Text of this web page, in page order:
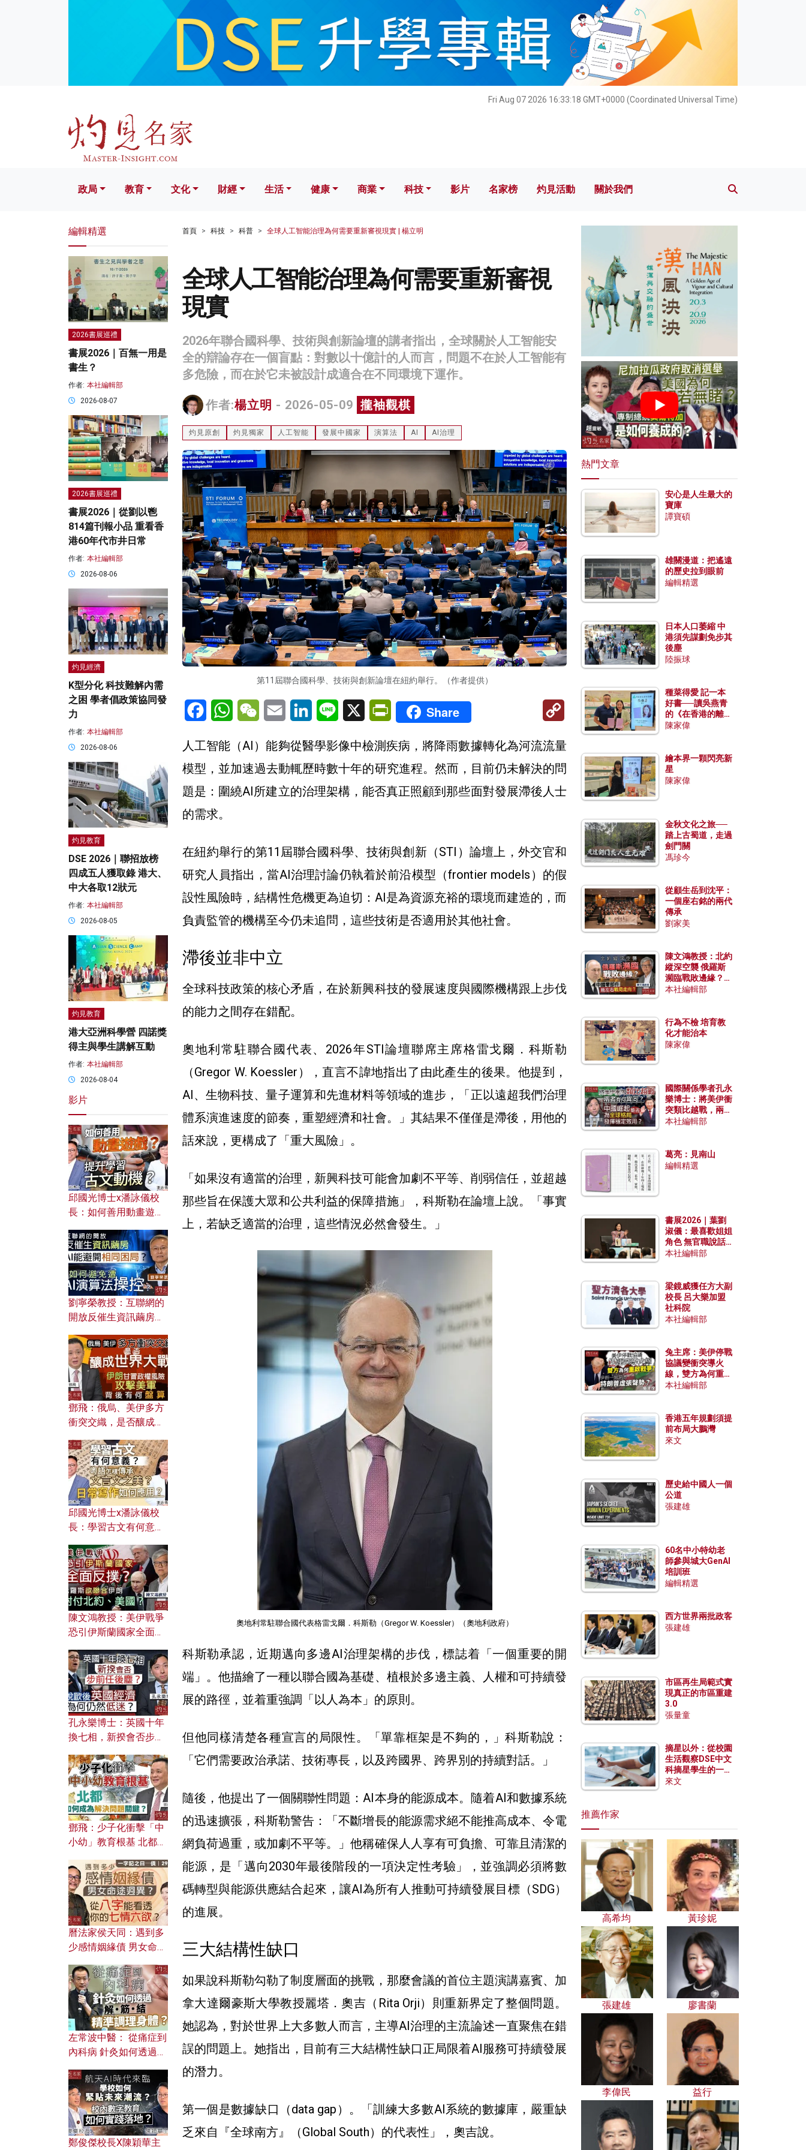
Fri Aug 07 2026 16:33:19 GMT+0000 (Coordinated Universal Time)
文化 財經 生活 健康 科技 影片 名家榜 灼見活動 關於我們
政局 教育 文化 財經 生活 健康 商業 科技 影片 名家榜 灼見活動 關於我們
首頁 科技 科普 全球人工智能治理為何需要重新審視現實 | 楊立明
全球人工智能治理為何需要重新審視
現實
2026年聯合國科學、技術與創新論壇的講者指出，全球關於人工智能安
全的辯論存在一個盲點：對數以十億計的人而言，問題不在於人工智能有
多危險，而在於它未被設計成適合在不同環境下運作。
作者:楊立明 - 2026-05-09 攏袖觀棋
灼見原創 灼見獨家 人工智能 發展中國家 演算法 AI AI治理
第11屆聯合國科學、技術與創新論壇在紐約舉行。（作者提供）
FacebookWhatsAppWeChatEmail LinkedInLine X PrintFriendly
Share
Copy
人工智能（AI）能夠從醫學影像中檢測疾病，將降雨數據轉化為河流流量
模型，並加速過去動輒歷時數十年的研究進程。然而，目前仍未解決的問
題是：圍繞AI所建立的治理架構，能否真正照顧到那些面對發展滯後人士
的需求。
在紐約舉行的第11屆聯合國科學、技術與創新（STI）論壇上，外交官和
研究人員指出，當AI治理討論仍執着於前沿模型（frontier models）的假
設性風險時，結構性危機更為迫切：AI是為資源充裕的環境而建造的，而
負責監管的機構至今仍未追問，這些技術是否適用於其他社會。
滯後並非中立
全球科技政策的核心矛盾，在於新興科技的發展速度與國際機構跟上步伐
的能力之間存在錯配。
奧地利常駐聯合國代表、2026年STI論壇聯席主席格雷戈爾．科斯勒
（Gregor W. Koessler），直言不諱地指出了由此產生的後果。他提到，
AI、生物科技、量子運算和先進材料等領域的進步，「正以遠超我們治理
體系演進速度的節奏，重塑經濟和社會。」其結果不僅僅是滯後，用他的
話來說，更構成了「重大風險」。
「如果沒有適當的治理，新興科技可能會加劇不平等、削弱信任，並超越
那些旨在保護大眾和公共利益的保障措施」，科斯勒在論壇上說。「事實
上，若缺乏適當的治理，這些情況必然會發生。」
奧地利常駐聯合國代表格雷戈爾．科斯勒（Gregor W. Koessler）（奧地利政府）
科斯勒承認，近期邁向多邊AI治理架構的步伐，標誌着「一個重要的開
端」。他描繪了一種以聯合國為基礎、植根於多邊主義、人權和可持續發
展的路徑，並着重強調「以人為本」的原則。
但他同樣清楚各種宣言的局限性。「單靠框架是不夠的，」科斯勒說：
「它們需要政治承諾、技術專長，以及跨國界、跨界別的持續對話。」
隨後，他提出了一個關聯性問題：AI本身的能源成本。隨着AI和數據系統
的迅速擴張，科斯勒警告：「不斷增長的能源需求絕不能推高成本、令電
網負荷過重，或加劇不平等。」他稱確保人人享有可負擔、可靠且清潔的
能源，是「邁向2030年最後階段的一項決定性考驗」，並強調必須將數
碼轉型與能源供應結合起來，讓AI為所有人推動可持續發展目標（SDG）
的進展。
三大結構性缺口
如果說科斯勒勾勒了制度層面的挑戰，那麼會議的首位主題演講嘉賓、加
拿大達爾豪斯大學教授麗塔．奧吉（Rita Orji）則重新界定了整個問題。
她認為，對於世界上大多數人而言，主導AI治理的主流論述一直聚焦在錯
誤的問題上。她指出，目前有三大結構性缺口正局限着AI服務可持續發展
的潛力。
第一個是數據缺口（data gap）。「訓練大多數AI系統的數據庫，嚴重缺
乏來自『全球南方』（Global South）的代表性」，奧吉說。
編輯精選
2026書展巡禮
書展2026｜百無一用是
書生？
作者: 本社編輯部
2026-08-07
2026書展巡禮
書展2026｜從劉以鬯
814篇刊報小品 重看香
港60年代市井日常
作者: 本社編輯部
2026-08-06
灼見經濟
K型分化 科技難解內需
之困 學者倡政策協同發
力
作者: 本社編輯部
2026-08-06
灼見教育
DSE 2026｜聯招放榜
四成五人獲取錄 港大、
中大各取12狀元
作者: 本社編輯部
2026-08-05
灼見教育
港大亞洲科學營 四諾獎
得主與學生講解互動
作者: 本社編輯部
2026-08-04
影片
邱國光博士x潘詠儀校
長：如何善用動畫遊戲
劉寧榮教授：互聯網的
開放反催生資訊繭房，
何避免遭AI演算法操
控？
鄧飛：俄烏、美伊多方
衝突交織，是否釀成世
風險攻擊美軍，背後有
何盤算？
邱國光博士x潘詠儀校
長：學習古文有何意
文之美？ 日常寫作如何
應用？
陳文鴻教授：美伊戰爭
恐引伊斯蘭國家全面反
對付北約美國？
孔永樂博士：英國十年
換七相，新揆會否步前
濟為何仍然低迷？
鄧飛：少子化衝擊「中
小幼」教育根基 北都如
曆法家侯天同：遇到多
少感情姻緣債 男女命途
的七情六欲？
左常波中醫： 從痛症到
內科病 針灸如何透過解
鄭俊傑校長X陳穎華主
熱門文章
安心是人生最大的
寶庫
譚寶碩
雄關漫道：把遙遠
的歷史拉到眼前
編輯精選
日本人口萎縮 中
港須先謀劃免步其
後塵
陸振球
種菜得愛 記一本
好書──讀吳燕青
的《在香港的離島
種菜》
陳家偉
繪本界一顆閃亮新
星
陳家偉
金秋文化之旅──
踏上古蜀道，走過
劍門關
馮珍今
從顧生岳到沈平：
一個座右銘的兩代
傳承
劉家美
陳文鴻教授：北約
縱深空襲 俄羅斯
瀕臨戰敗邊緣？中
國零部件能左右戰
本社編輯部
行為不檢 培育教
化才能治本
陳家偉
國際關係學者孔永
樂博士：將美伊衝
突類比越戰，兩者
有何異同？中國崛
本社編輯部
葛亮：見南山
編輯精選
書展2026｜葉劉
淑儀：最喜歡姐姐
角色 無官職說話
包袱少
本社編輯部
梁鏡威獲任方大副
校長 呂大樂加盟
社科院
本社編輯部
兔主席：美伊停戰
協議變衝突導火
線，雙方為何重啟
戰爭？伊朗一早洞
本社編輯部
香港五年規劃須提
前布局大鵬灣
來文
歷史給中國人一個
公道
張建雄
60名中小特幼老
師參與城大GenAI
培訓班
編輯精選
西方世界兩批政客
張建雄
市區再生局範式實
現真正的市區重建
3.0
張量童
摘星以外：從校園
生活觀察DSE中文
科摘星學生的一點
特質
來文
推薦作家
高希均 黃珍妮
張建雄 廖書蘭
李偉民 益行